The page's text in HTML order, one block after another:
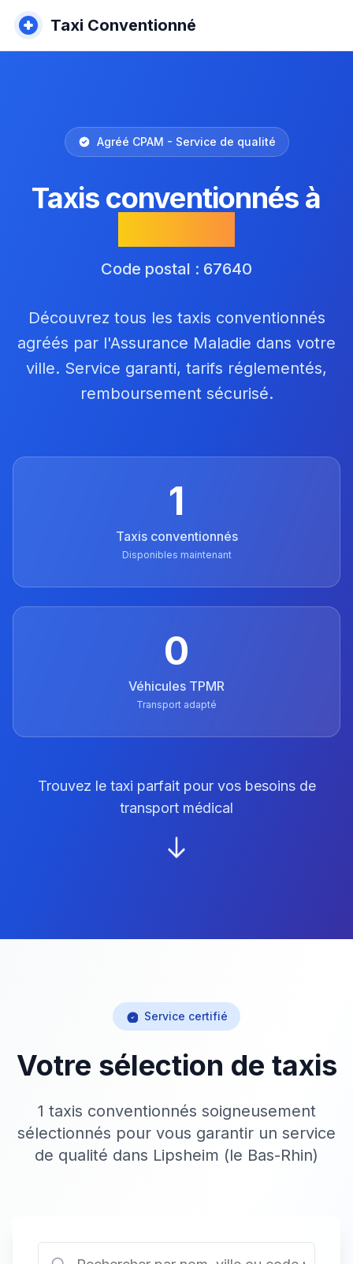
Taxi Conventionné
Agréé CPAM - Service de qualité
Taxis conventionnés à
Code postal : 67640
Découvrez tous les taxis conventionnés
agréés par l'Assurance Maladie dans votre
ville. Service garanti, tarifs réglementés,
remboursement sécurisé.
1
Taxis conventionnés
Disponibles maintenant
0
Véhicules TPMR
Transport adapté
Trouvez le taxi parfait pour vos besoins de
transport médical
Service certifié
Votre sélection de taxis
1 taxis conventionnés soigneusement
sélectionnés pour vous garantir un service
de qualité dans Lipsheim (le Bas-Rhin)